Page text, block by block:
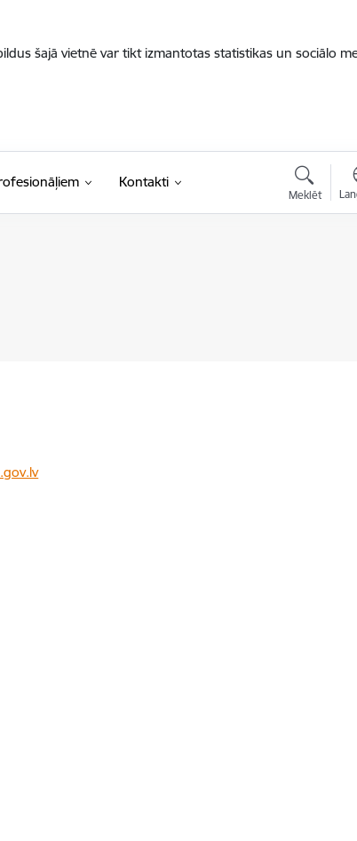
šajā vietnē var tikt izmantotas statistikas un sociālo
Kontakti
Meklēt